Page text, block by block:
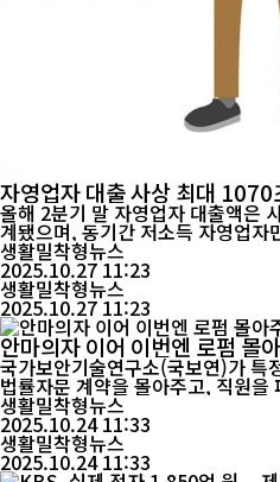
자영업자 대출 사상 최대
몰려
올해 2분기 말 자영업자 대출액은
계됐으며, 동기간 저소득 자영업자
다. 유동수 의원(제20대·제21대·제22대 인천계양갑, 더불어민주당
정책위 경제수석부의장)이 한국은
료에 따르면, 2025년 2분기 말 자
으로 관련 통계 집계 이래 최고치를
생활밀착형뉴스
2025.10.27 11:23
생활밀착형뉴스
2025.10.27 11:23
안마의자 이어 이번엔 로펌 몰
국가보안기술연구소(국보연)가 특
법률자문 계약을 몰아주고, 직원을
계약을 맺은 것으로 드러났다. 앞서
힐링 여행 등으로 방만 경영 논란이
다. 국회 과학기술정보방송통신위원회 소속 한민수 더불어민주당
의원(서울 강북을)이 23일 공개한
생활밀착형뉴스
2025.10.24 11:33
생활밀착형뉴스
2025.10.24 11:33